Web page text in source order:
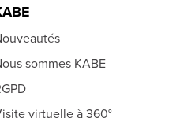
sommes KABE
virtuelle à 360°